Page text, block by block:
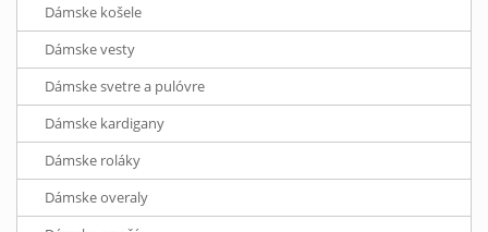
Dámske košele
Dámske vesty
Dámske svetre a pulóvre
Dámske kardigany
Dámske roláky
Dámske overaly